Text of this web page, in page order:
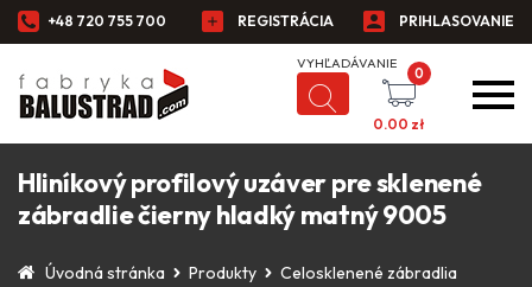
+48 720 755 700 REGISTRÁCIA PRIHLASOVANIE
0
0.00 zł
Hliníkový profilový uzáver pre sklenené
zábradlie čierny hladký matný 9005
Úvodná stránka Produkty
Celosklenené zábradlia